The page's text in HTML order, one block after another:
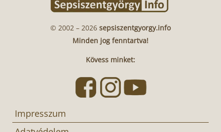
© 2002 – 2026 sepsiszentgyorgy.info
Minden jog fenntartva!
Kövess minket:
Impresszum